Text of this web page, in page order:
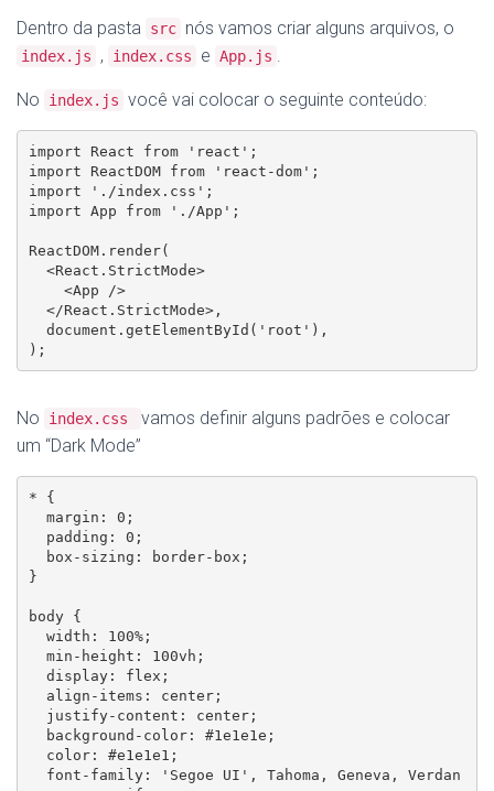
Dentro da pasta src nós vamos criar alguns arquivos, o
index.js , index.css e App.js .
No index.js você vai colocar o seguinte conteúdo:
import React from 'react';
import ReactDOM from 'react-dom';
import './index.css';
import App from './App';
ReactDOM.render(
);
No index.css
vamos definir alguns padrões e colocar
um “Dark Mode”
* {
}
body {